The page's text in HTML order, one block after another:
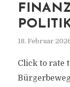
18. Februar
Click to rate